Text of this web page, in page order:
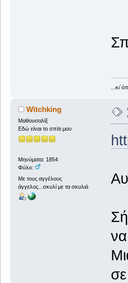
Witchking
Μαθουσαλίξ
Εδώ είναι το σπίτι μου
Μηνύματα: 1854
Φύλο:
Με τους αγγέλους
άγγελος...σκυλί με τα σκυλιά